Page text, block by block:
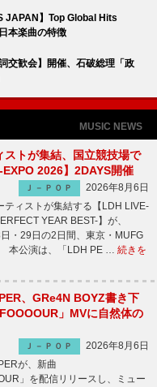
JAPAN】Top Global Hits
本楽曲の特徴
交歓会】開催、石破総理「政
MUSIC NEWS
ストが集結、国立競技場で
EXPO 2026】2DAYS開催
Ｊ－ＰＯＰ
2026年8月6日
ィストが集結する【LDH LIVE-
YEAR BEST-】が、
・29日の2日間、東京・MUFG
本公演は、「LDH PE … 続きを
、GRe4N BOYZ書き下
」MVに自然体の
Ｊ－ＰＯＰ
2026年8月6日
が、新曲
」を配信リリースし、ミュー